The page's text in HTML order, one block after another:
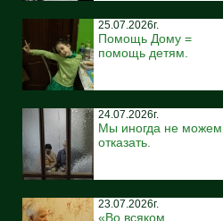
25.07.2026г.
Помощь Дому =
помощь детям.
24.07.2026г.
Мы иногда не можем
отказать.
23.07.2026г.
«Во всяком